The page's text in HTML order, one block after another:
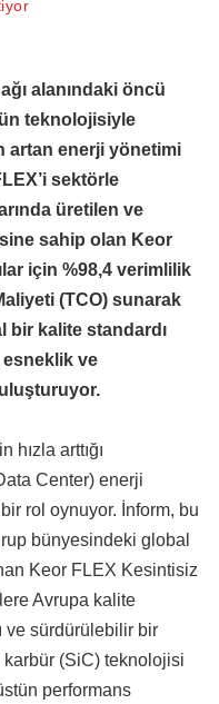
alanındaki öncü
teknolojisiyle
artan enerji yönetimi
sektörle
üretilen ve
sahip olan Keor
için %98,4 verimlilik
(TCO) sunarak
bir kalite standardı
ve
arttığı
Center) enerji
rol oynuyor. İnform, bu
bünyesindeki global
Keor FLEX Kesintisiz
Avrupa kalite
ve sürdürülebilir bir
(SiC) teknolojisi
performans